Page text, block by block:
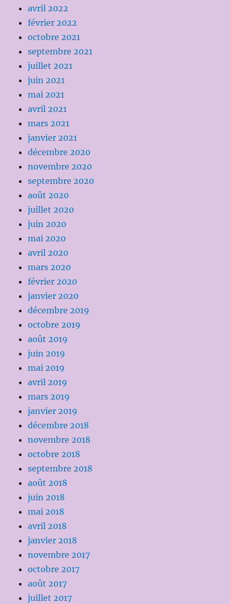
avril 2022
février 2022
octobre 2021
septembre 2021
juillet 2021
juin 2021
mai 2021
avril 2021
mars 2021
janvier 2021
décembre 2020
novembre 2020
septembre 2020
août 2020
juillet 2020
juin 2020
mai 2020
avril 2020
mars 2020
février 2020
janvier 2020
décembre 2019
octobre 2019
août 2019
juin 2019
mai 2019
avril 2019
mars 2019
janvier 2019
décembre 2018
novembre 2018
octobre 2018
septembre 2018
août 2018
juin 2018
mai 2018
avril 2018
janvier 2018
novembre 2017
octobre 2017
août 2017
juillet 2017